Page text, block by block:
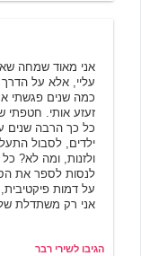
אני מאוד שמחה
עליי, אלא על
כמה שנים פגשתי
זעזע אותי. חטפתי
כל כך הרבה שנים
ילדים, לסבול
ולזנות, ומה לא?
לנסות לספר את
על דמות
אני רק משתדלת
הגיבו לשירי רבר